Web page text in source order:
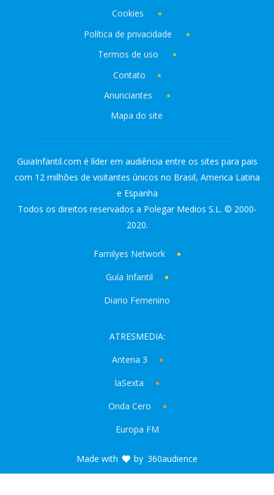
Cookies
Política de privacidade
Termos de uso
Contato
Anunciantes
Mapa do site
GuiaInfantil.com é líder em audiência entre os sites para pais
com 12 milhões de visitantes únicos no Brasil, America Latina
e Espanha
Todos os direitos reservados a Polegar Medios S.L. © 2000-
2020.
Familyes Network
Guía Infantil
Diario Femenino
ATRESMEDIA:
Antena 3
laSexta
Onda Cero
Europa FM
Made with by 360audience